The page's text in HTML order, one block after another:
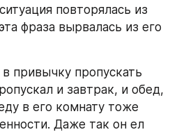
повторялась из
фраза вырвалась из его
привычку пропускать
и завтрак, и обед,
в его комнату тоже
Даже так он ел